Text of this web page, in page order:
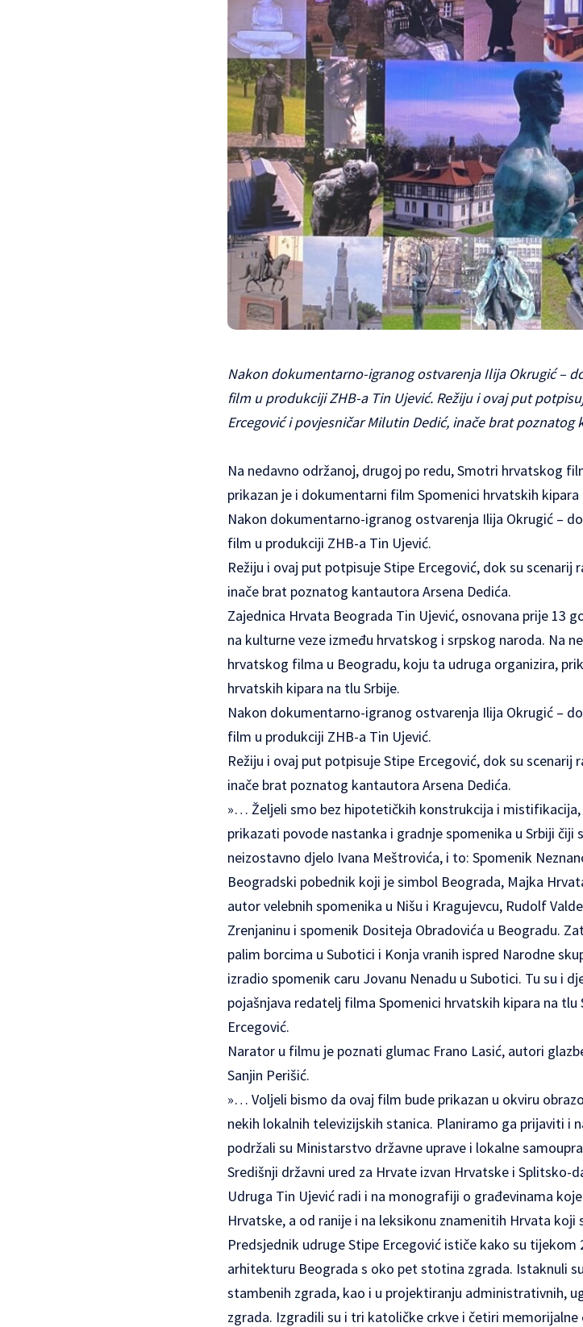
Nakon dokumentarno-igranog ostvarenja Ilija Okrugić –
film u produkciji ZHB-a Tin Ujević. Režiju i ovaj put
Ercegović i povjesničar Milutin Dedić, inače brat poznatog
Na nedavno održanoj, drugoj po redu, Smotri hrvatskog
prikazan je i dokumentarni film Spomenici hrvatskih kipara
Nakon dokumentarno-igranog ostvarenja Ilija Okrugić –
film u produkciji ZHB-a Tin Ujević.
Režiju i ovaj put potpisuje Stipe Ercegović, dok su scenarij
inače brat poznatog kantautora Arsena Dedića.
Zajednica Hrvata Beograda Tin Ujević, osnovana prije 13
na kulturne veze između hrvatskog i srpskog naroda. Na
hrvatskog filma u Beogradu, koju ta udruga organizira,
hrvatskih kipara na tlu Srbije.
Nakon dokumentarno-igranog ostvarenja Ilija Okrugić –
film u produkciji ZHB-a Tin Ujević.
Režiju i ovaj put potpisuje Stipe Ercegović, dok su scenarij
inače brat poznatog kantautora Arsena Dedića.
»… Željeli smo bez hipotetičkih konstrukcija i
prikazati povode nastanka i gradnje spomenika u Srbiji čiji
neizostavno djelo Ivana Meštrovića, i to: Spomenik
Beogradski pobednik koji je simbol Beograda, Majka
autor velebnih spomenika u Nišu i Kragujevcu, Rudolf
Zrenjaninu i spomenik Dositeja Obradovića u Beogradu.
palim borcima u Subotici i Konja vranih ispred Narodne
izradio spomenik caru Jovanu Nenadu u Subotici. Tu su i
pojašnjava redatelj filma Spomenici hrvatskih kipara na
Ercegović.
Narator u filmu je poznati glumac Frano Lasić, autori
Sanjin Perišić.
»… Voljeli bismo da ovaj film bude prikazan u okviru
nekih lokalnih televizijskih stanica. Planiramo ga prijaviti i
podržali su Ministarstvo državne uprave i lokalne
Središnji državni ured za Hrvate izvan Hrvatske i Splitsko-
Udruga Tin Ujević radi i na monografiji o građevinama
Hrvatske, a od ranije i na leksikonu znamenitih Hrvata koji
Predsjednik udruge Stipe Ercegović ističe kako su
arhitekturu Beograda s oko pet stotina zgrada. Istaknuli
stambenih zgrada, kao i u projektiranju administrativnih,
zgrada. Izgradili su i tri katoličke crkve i četiri memorijalne